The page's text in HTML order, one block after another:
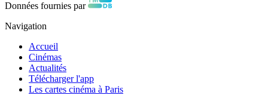
Données fournies par
Navigation
Accueil
Cinémas
Actualités
Télécharger l'app
Les cartes cinéma à Paris